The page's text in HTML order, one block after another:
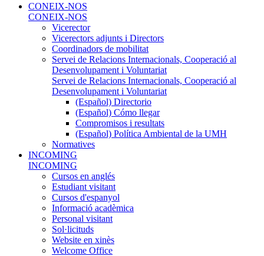
CONEIX-NOS
CONEIX-NOS
Vicerector
Vicerectors adjunts i Directors
Coordinadors de mobilitat
Servei de Relacions Internacionals, Cooperació al
Desenvolupament i Voluntariat
Servei de Relacions Internacionals, Cooperació al
Desenvolupament i Voluntariat
(Español) Directorio
(Español) Cómo llegar
Compromisos i resultats
(Español) Política Ambiental de la UMH
Normatives
INCOMING
INCOMING
Cursos en anglés
Estudiant visitant
Cursos d'espanyol
Informació acadèmica
Personal visitant
Sol·licituds
Website en xinès
Welcome Office